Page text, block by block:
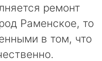
ремонт
Раменское, то
в том, что